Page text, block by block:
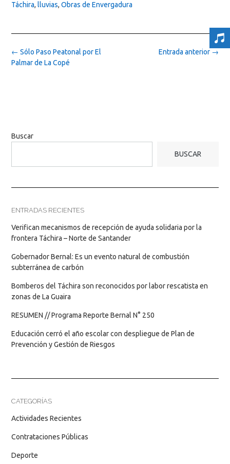
Táchira, lluvias, Obras de Envergadura
Post
navigation
Entrada anterior →
← Sólo Paso Peatonal por El
Palmar de La Copé
Buscar
BUSCAR
ENTRADAS RECIENTES
Verifican mecanismos de recepción de ayuda solidaria por la
frontera Táchira – Norte de Santander
Gobernador Bernal: Es un evento natural de combustión
subterránea de carbón
Bomberos del Táchira son reconocidos por labor rescatista en
zonas de La Guaira
RESUMEN // Programa Reporte Bernal N° 250
Educación cerró el año escolar con despliegue de Plan de
Prevención y Gestión de Riesgos
CATEGORÍAS
Actividades Recientes
Contrataciones Públicas
Deporte